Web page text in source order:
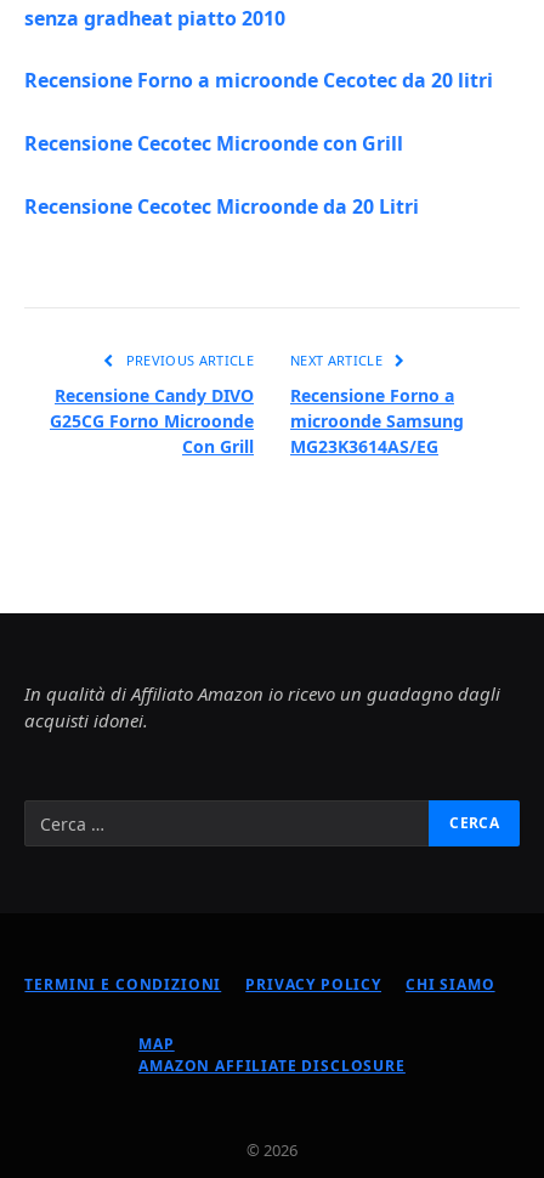
senza gradheat piatto 2010
Recensione Forno a microonde Cecotec da 20 litri
Recensione Cecotec Microonde con Grill
Recensione Cecotec Microonde da 20 Litri
PREVIOUS ARTICLE
Recensione Candy DIVO
G25CG Forno Microonde
Con Grill
NEXT ARTICLE
Recensione Forno a
microonde Samsung
MG23K3614AS/EG
In qualità di Affiliato Amazon io ricevo un guadagno dagli
acquisti idonei.
TERMINI E CONDIZIONI PRIVACY POLICY CHI SIAMO
MAP
AMAZON AFFILIATE DISCLOSURE
© 2026